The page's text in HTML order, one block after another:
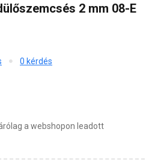
2 mm 08-E
0 kérdés
a webshopon leadott